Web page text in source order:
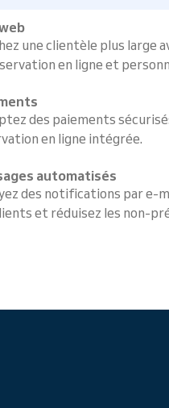
une clientèle plus large
en ligne et
des paiements
en ligne intégrée.
automatisés
des notifications par e-
et réduisez les non-